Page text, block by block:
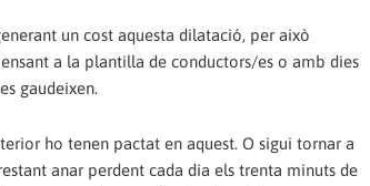
un cost aquesta dilatació, per això
a la plantilla de conductors/es o amb dies
gaudeixen.
ho tenen pactat en aquest. O sigui tornar a
anar perdent cada dia els trenta minuts de